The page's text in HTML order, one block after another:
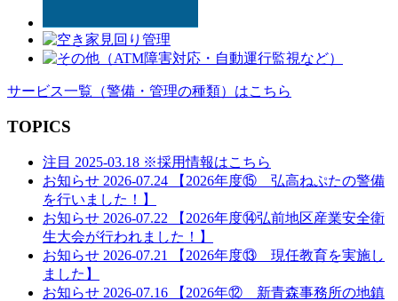
サービス一覧 （警備・管理の種類） はこちら
TOPICS
注目 2025-03.18 ※採用情報はこちら
お知らせ 2026-07.24
【2026年度⑮ 弘高ねぷたの警備
を行いました！】
お知らせ 2026-07.22
【2026年度⑭弘前地区産業安全衛
生大会が行われました！】
お知らせ 2026-07.21
【2026年度⑬ 現任教育を実施し
ました】
お知らせ 2026-07.16
【2026年⑫ 新青森事務所の地鎮